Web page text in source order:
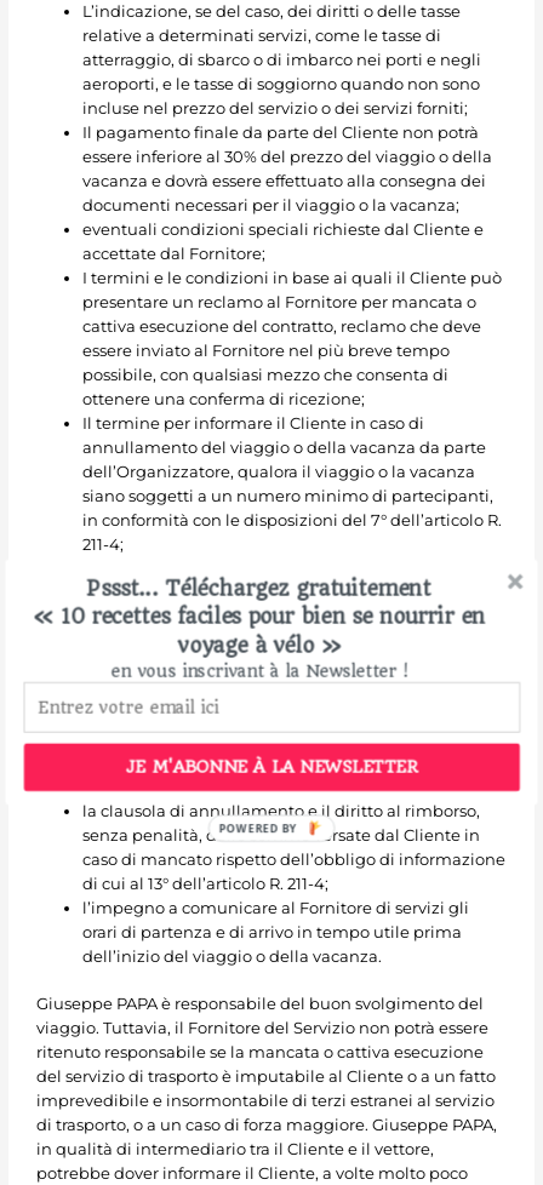
L’indicazione, se del caso, dei diritti o delle tasse
relative a determinati servizi, come le tasse di
atterraggio, di sbarco o di imbarco nei porti e negli
aeroporti, e le tasse di soggiorno quando non sono
incluse nel prezzo del servizio o dei servizi forniti;
Il pagamento finale da parte del Cliente non potrà
essere inferiore al 30% del prezzo del viaggio o della
vacanza e dovrà essere effettuato alla consegna dei
documenti necessari per il viaggio o la vacanza;
eventuali condizioni speciali richieste dal Cliente e
accettate dal Fornitore;
I termini e le condizioni in base ai quali il Cliente può
presentare un reclamo al Fornitore per mancata o
cattiva esecuzione del contratto, reclamo che deve
essere inviato al Fornitore nel più breve tempo
possibile, con qualsiasi mezzo che consenta di
ottenere una conferma di ricezione;
Il termine per informare il Cliente in caso di
annullamento del viaggio o della vacanza da parte
dell’Organizzatore, qualora il viaggio o la vacanza
siano soggetti a un numero minimo di partecipanti,
in conformità con le disposizioni del 7° dell’articolo R.
211-4;
Le condizioni di annullamento di cui agli articoli R.
211-9, R. 211-10 e R. 211-11;
I dettagli dei rischi coperti e l’importo della copertura
del contratto di assicurazione che copre le
del Fornitore;
Il termine entro il quale il Fornitore di servizi deve
essere informato in caso di cessione del contratto da
parte del Cliente;
la clausola di annullamento e il diritto al rimborso,
senza penalità, delle somme versate dal Cliente in
caso di mancato rispetto dell’obbligo di informazione
di cui al 13° dell’articolo R. 211-4;
l’impegno a comunicare al Fornitore di servizi gli
orari di partenza e di arrivo in tempo utile prima
dell’inizio del viaggio o della vacanza.
Giuseppe PAPA è responsabile del buon svolgimento del
viaggio. Tuttavia, il Fornitore del Servizio non potrà essere
ritenuto responsabile se la mancata o cattiva esecuzione
del servizio di trasporto è imputabile al Cliente o a un fatto
imprevedibile e insormontabile di terzi estranei al servizio
di trasporto, o a un caso di forza maggiore. Giuseppe PAPA,
in qualità di intermediario tra il Cliente e il vettore,
potrebbe dover informare il Cliente, a volte molto poco
Pssst... Téléchargez gratuitement
« 10 recettes faciles pour bien se nourrir en
voyage à vélo »
en vous inscrivant à la Newsletter !
JE M'ABONNE À LA NEWSLETTER
POWERED BY